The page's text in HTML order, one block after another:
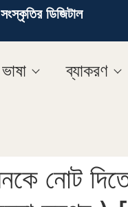
ডিজিটাল
ভাষা ব্যাকরণ
নোট